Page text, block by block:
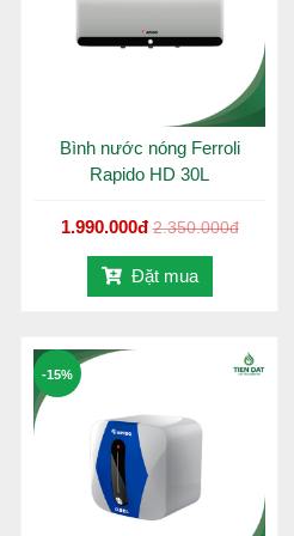
thiết bị với mạch điện bất cứ khi
bị.
người sử dụng có thể tự tháo van,
sử dụng cho người dùng.
Bình nước nóng Ferroli
Rapido HD 30L
1.990.000đ 2.350.000đ
Đặt mua
-15%